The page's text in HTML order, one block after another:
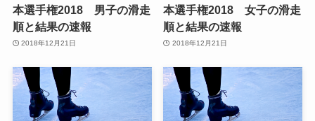
本選手権2018 男子の滑走
順と結果の速報
2018年12月21日
本選手権2018 女子の滑走
順と結果の速報
2018年12月21日